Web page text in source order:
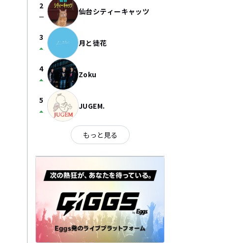
2
check_indeterminate_small 仙台シティーキャッツ
3
arrow_drop_up 月と徒花
4
arrow_drop_up Zoku
5
arrow_drop_up JUGEM.
もっと見る